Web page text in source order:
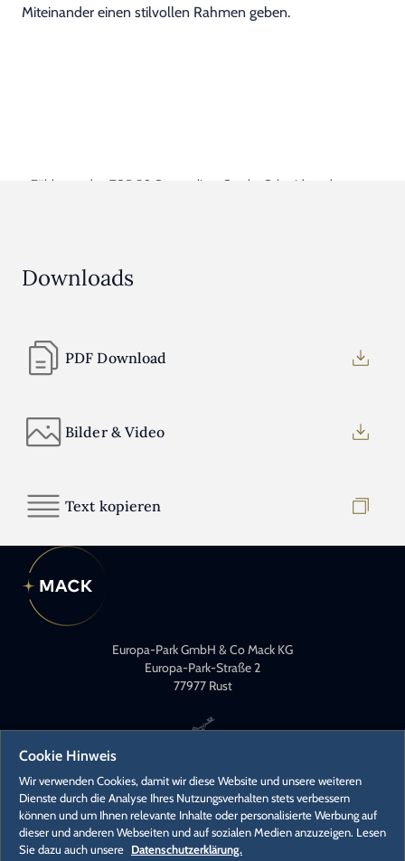
Miteinander einen stilvollen Rahmen geben.
Zählen zu den TOP 50 Sommeliers: Sascha Schmidt und
Downloads
PDF Download
Bilder & Video
Text kopieren
Europa-Park GmbH & Co Mack KG
Europa-Park-Straße 2
77977 Rust
KONTAKT
PRESSEKONTAKTE
Cookie Hinweis
Wir verwenden Cookies, damit wir diese Website und unsere weiteren
Dienste durch die Analyse Ihres Nutzungsverhalten stets verbessern
können und um Ihnen relevante Inhalte oder personalisierte Werbung auf
dieser und anderen Webseiten und auf sozialen Medien anzuzeigen. Lesen
Sie dazu auch unsere Datenschutzerklärung.